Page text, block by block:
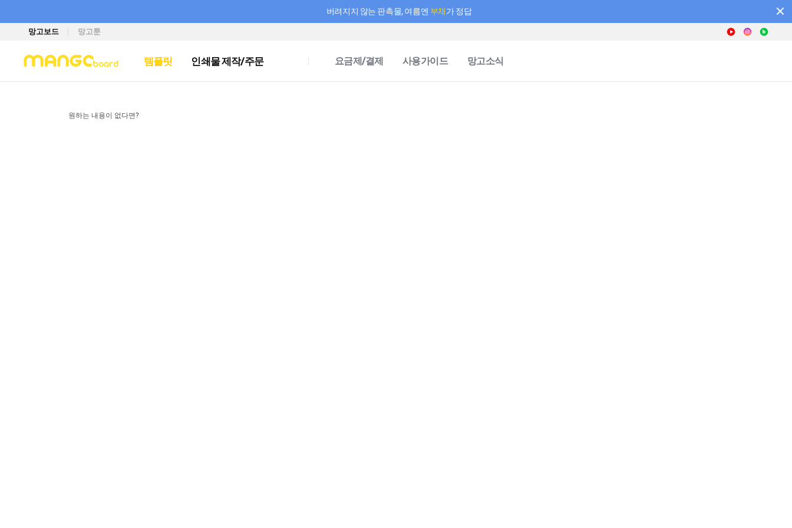
버려지지 않는 판촉물, 여름엔 부채가 정답
망고보드 망고툰
템플릿 인쇄물 제작/주문 요금제/결제 사용가이드 망고소식
원하는 내용이 없다면?